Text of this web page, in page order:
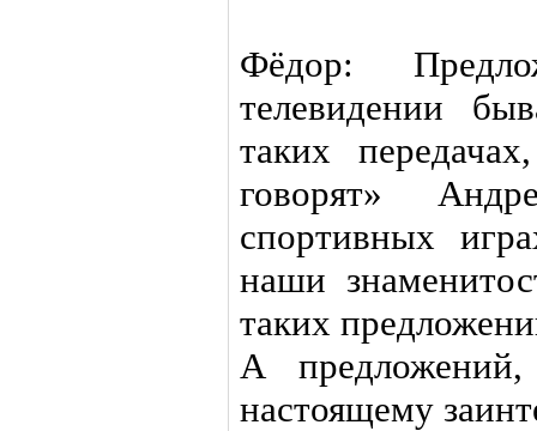
Фёдор:
телевидении
таких
говорят»
спортивных
наши
таких
А
настоящему